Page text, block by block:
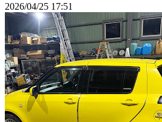
2026/04/25 17:51